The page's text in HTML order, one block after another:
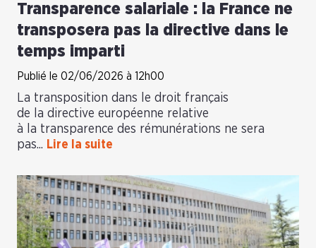
Transparence salariale : la France ne
transposera pas la directive dans le
temps imparti
Publié le 02/06/2026 à 12h00
La transposition dans le droit français
de la directive européenne relative
à la transparence des rémunérations ne sera
pas... Lire la suite